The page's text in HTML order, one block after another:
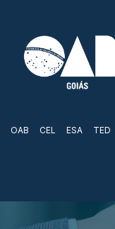
OAB CEL ESA TED